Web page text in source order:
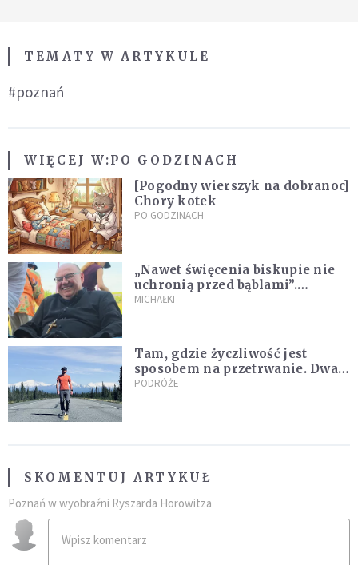
TEMATY W ARTYKULE
#poznań
WIĘCEJ W:PO GODZINACH
[Pogodny wierszyk na dobranoc]
Chory kotek
PO GODZINACH
„Nawet święcenia biskupie nie
uchronią przed bąblami”.
Archidiecezja pokazała
MICHAŁKI
Tam, gdzie życzliwość jest
sposobem na przetrwanie. Dwa
tygodnie na Alasce [REPORTAŻ]
PODRÓŻE
SKOMENTUJ ARTYKUŁ
Poznań w wyobraźni Ryszarda Horowitza